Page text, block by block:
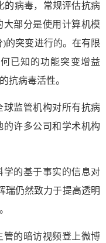
的病毒，常规评估抗病
部分是使用计算机模
的突变进行的。在有限
已知的功能突变增益
抗病毒活性。
监管机构对所有抗病
许多公司和学术机构
的基于事实的信息对
瑞仍然致力于提高透明
的暗访视频登上微博